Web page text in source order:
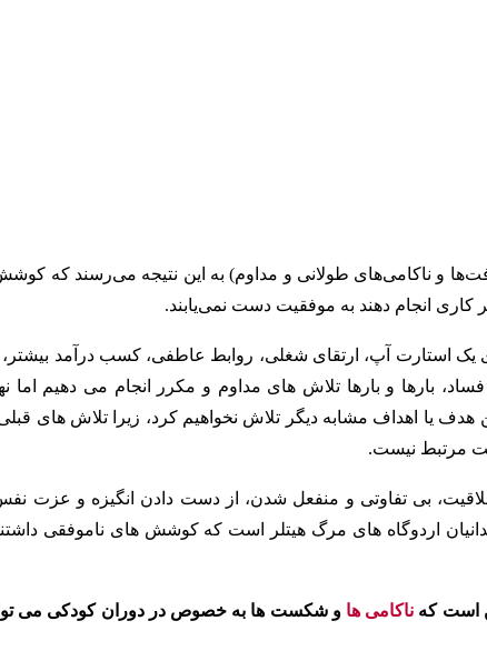
و ناکامی‌های طولانی و مداوم) به این نتیجه می‌رسند که
کاری انجام دهند به موفقیت دست نمی‌یابند.
استارت آپ، ارتقای شغلی، روابط عاطفی، کسب درآمد
بارها و بارها تلاش های مداوم و مکرر انجام می دهیم اما
یا اهداف مشابه دیگر تلاش نخواهیم کرد، زیرا تلاش های
مرتبط نیست.
بی تفاوتی و منفعل شدن، از دست دادن انگیزه و عزت
اردوگاه های مرگ هیتلر است که کوشش های ناموفقی
است که ناکامی ها و شکست ها به خصوص در دوران کودکی می